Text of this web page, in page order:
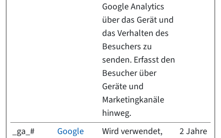
Google Analytics
über das Gerät und
das Verhalten des
Besuchers zu
senden. Erfasst den
Besucher über
Geräte und
Marketingkanäle
hinweg.
_ga_# Google
Wird verwendet,
2 Jahre